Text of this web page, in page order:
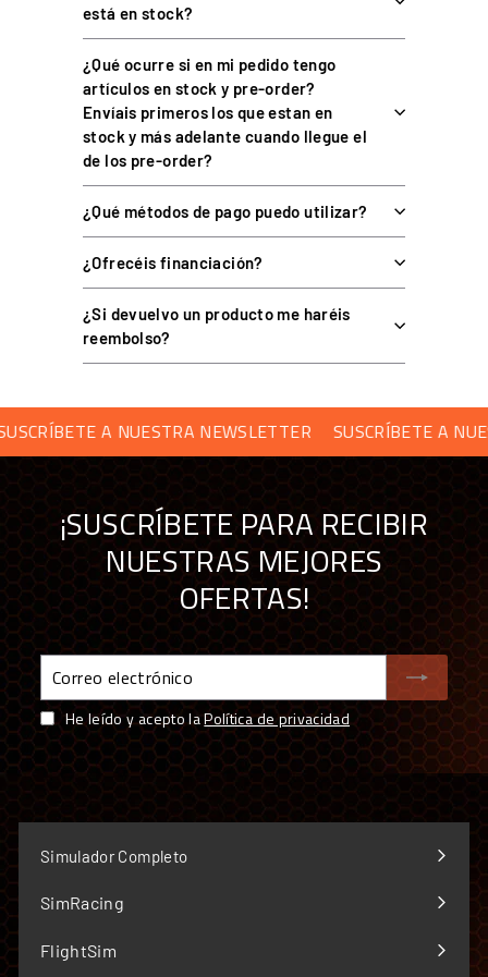
¿Qué herramienta necesito?
COMPRAR TU SOPORTE DE AURICULARES EN
SIMUFY ES COMPRAR CON GARANTÍAS
Distribuidor oficial premium de sim racing en
España y Portugal — más de 70 marcas
de garantía de Europa
Simucube Premium Reseller — uno de los cuatro de
Europa
Envío desde almacén propio de 5.000 m² y
Soporte técnico especializado y garantía oficial en
Financiación a medida: leasing y renting
disponibles
está en stock?
¿Qué ocurre si en mi pedido tengo
artículos en stock y pre-order?
Envíais primeros los que estan en
stock y más adelante cuando llegue el
de los pre-order?
¿Qué métodos de pago puedo utilizar?
¿Ofrecéis financiación?
¿Si devuelvo un producto me haréis
reembolso?
A NUESTRA NEWSLETTER SUSCRÍBETE A
¡SUSCRÍBETE PARA RECIBIR
NUESTRAS MEJORES
OFERTAS!
Correo
electrónico
He leído y acepto laPolítica de privacidad
Simulador Completo
SimRacing
Expandir
menú
FlightSim
Expandir